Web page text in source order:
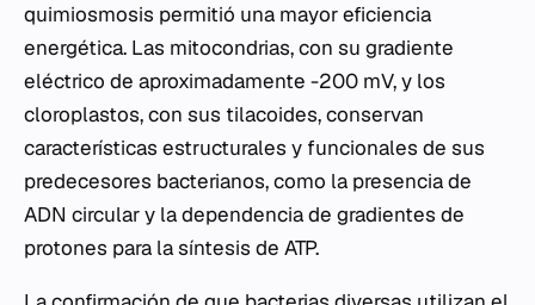
quimiosmosis permitió una mayor eficiencia
energética. Las mitocondrias, con su gradiente
eléctrico de aproximadamente -200 mV, y los
cloroplastos, con sus tilacoides, conservan
características estructurales y funcionales de sus
predecesores bacterianos, como la presencia de
ADN circular y la dependencia de gradientes de
protones para la síntesis de ATP.